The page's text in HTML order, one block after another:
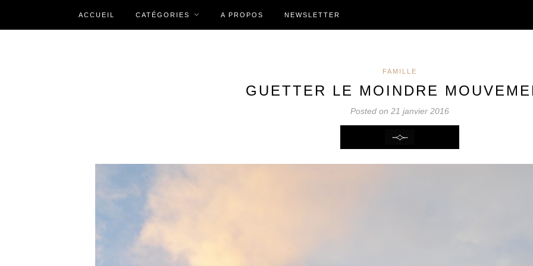
ACCUEIL CATÉGORIES A PROPOS NEWSLETTER
FAMILLE
GUETTER LE MOINDRE
Posted on 21 janvier 2016